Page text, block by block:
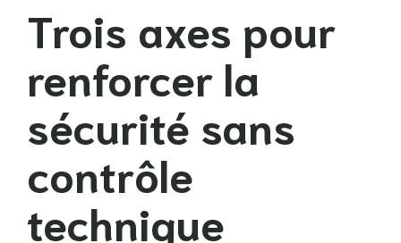
Trois axes pour
renforcer la
sécurité sans
contrôle
technique